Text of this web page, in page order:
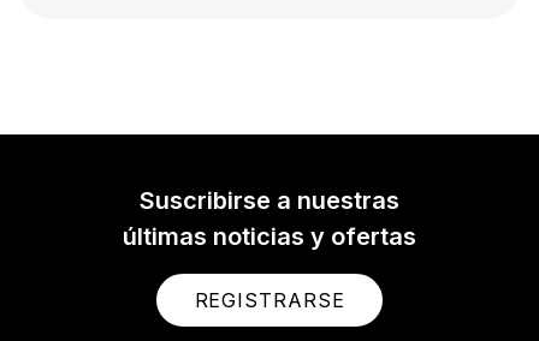
Suscribirse a nuestras
últimas noticias y ofertas
REGISTRARSE